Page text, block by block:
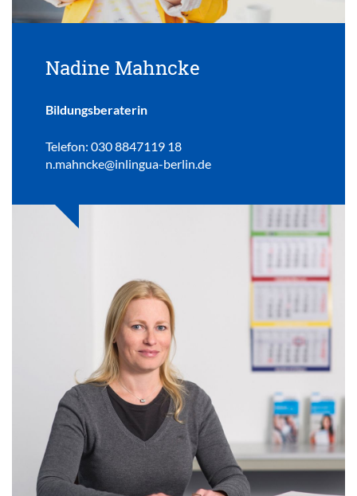
Nadine Mahncke
Bildungsberaterin
Telefon: 030 8847119 18
n.mahncke@inlingua-berlin.de